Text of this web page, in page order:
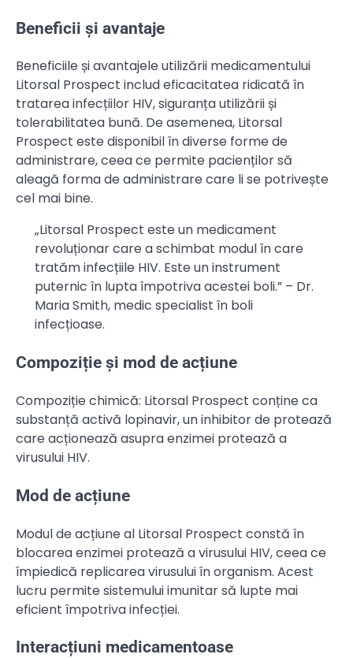
Beneficii și avantaje
Beneficiile și avantajele utilizării medicamentului
Litorsal Prospect includ eficacitatea ridicată în
tratarea infecțiilor HIV, siguranța utilizării și
tolerabilitatea bună. De asemenea, Litorsal
Prospect este disponibil în diverse forme de
administrare, ceea ce permite pacienților să
aleagă forma de administrare care li se potrivește
cel mai bine.
„Litorsal Prospect este un medicament
revoluționar care a schimbat modul în care
tratăm infecțiile HIV. Este un instrument
puternic în lupta împotriva acestei boli.” – Dr.
Maria Smith, medic specialist în boli
infecțioase.
Compoziție și mod de acțiune
Compoziție chimică: Litorsal Prospect conține ca
substanță activă lopinavir, un inhibitor de protează
care acționează asupra enzimei protează a
virusului HIV.
Mod de acțiune
Modul de acțiune al Litorsal Prospect constă în
blocarea enzimei protează a virusului HIV, ceea ce
împiedică replicarea virusului în organism. Acest
lucru permite sistemului imunitar să lupte mai
eficient împotriva infecției.
Interacțiuni medicamentoase